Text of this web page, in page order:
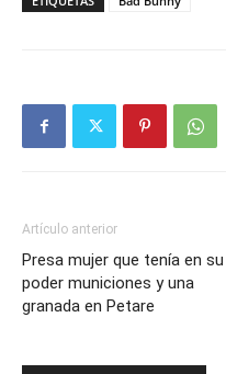
Artículo anterior
Presa mujer que tenía en su
poder municiones y una
granada en Petare